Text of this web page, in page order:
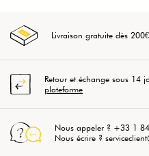
Livraison gratuite dès
Retour et échange sous 14
plateforme
Nous appeler ? +33 1
Nous écrire ?